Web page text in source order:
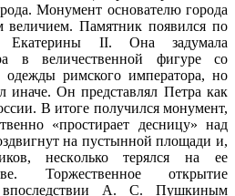
Монумент основателю города
величием. Памятник появился по
Екатерины II. Она задумала
в величественной фигуре со
одежды римского императора, но
иначе. Он представлял Петра как
В итоге получился монумент,
«простирает десницу» над
на пустынной площади и,
несколько терялся на ее
Торжественное открытие
впоследствии А. С. Пушкиным